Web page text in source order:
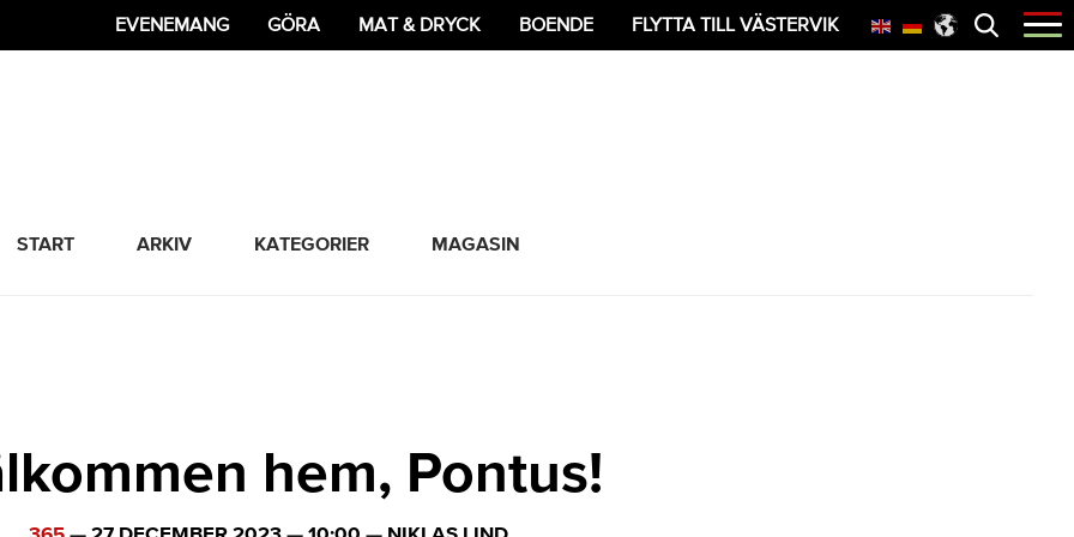
Öppna
menyn
EVENEMANG GÖRA MAT & DRYCK BOENDE FLYTTA TILL VÄSTERVIK
START ARKIV KATEGORIER MAGASIN
hem, Pontus!